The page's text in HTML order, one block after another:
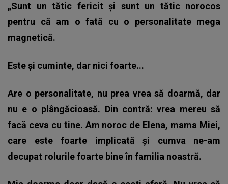
„Sunt un tătic fericit și sunt un tătic norocos
pentru că am o fată cu o personalitate mega
magnetică.
Este și cuminte, dar nici foarte...
Are o personalitate, nu prea vrea să doarmă, dar
nu e o plângăcioasă. Din contră: vrea mereu să
facă ceva cu tine. Am noroc de Elena, mama Miei,
care este foarte implicată și cumva ne-am
decupat rolurile foarte bine în familia noastră.